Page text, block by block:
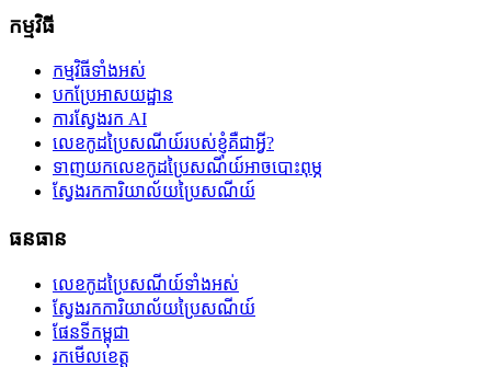
កម្មវិធី
កម្មវិធីទាំងអស់
បកប្រែអាសយដ្ឋាន
ការស្វែងរក AI
លេខកូដប្រៃសណីយ៍របស់ខ្ញុំគឺជាអ្វី?
ទាញយកលេខកូដប្រៃសណីយ៍អាចបោះពុម្ភ
ស្វែងរកការិយាល័យប្រៃសណីយ៍
ធនធាន
លេខកូដប្រៃសណីយ៍ទាំងអស់
ស្វែងរកការិយាល័យប្រៃសណីយ៍
ផែនទីកម្ពុជា
រកមើលខេត្ត